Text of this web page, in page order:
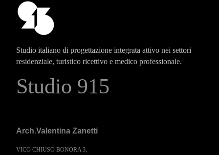
Studio italiano di progettazione integrata attivo nei settori
residenziale, turistico ricettivo e medico professionale.
Studio 915
Arch.Valentina Zanetti
VICO CHIUSO BONORA 3,